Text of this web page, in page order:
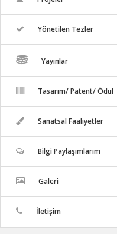
Yönetilen Tezler
Yayınlar
Tasarım/ Patent/ Ödül
Sanatsal Faaliyetler
Bilgi Paylaşımlarım
Galeri
İletişim